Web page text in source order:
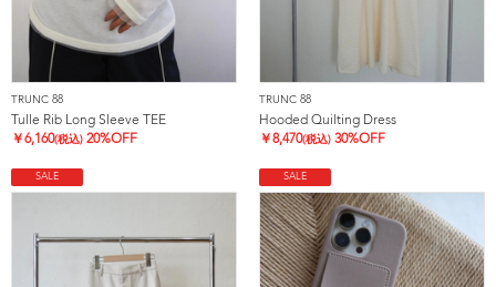
TRUNC 88
Tulle Rib Long Sleeve TEE
￥6,160(税込) 20%OFF
TRUNC 88
Hooded Quilting Dress
￥8,470(税込) 30%OFF
SALE SALE